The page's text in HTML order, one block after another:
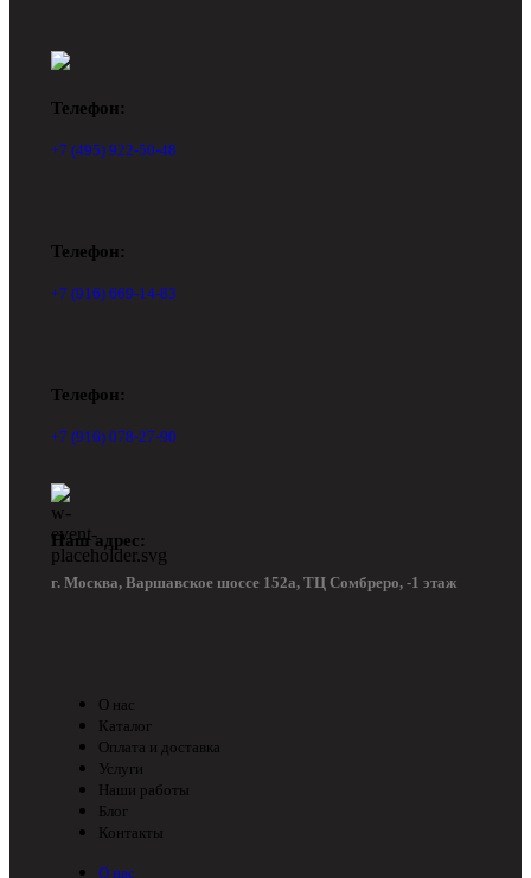
Телефон:
+7 (495) 922-50-48
Телефон:
+7 (916) 669-14-83
Телефон:
+7 (916) 078-27-90
Наш адрес:
г. Москва, Варшавское шоссе 152а, ТЦ Сомбреро, -1 этаж
О нас
Каталог
Оплата и доставка
Услуги
Наши работы
Блог
Контакты
О нас